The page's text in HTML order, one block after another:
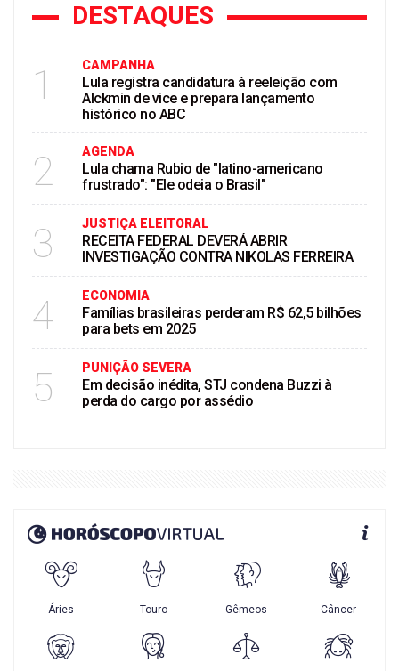
DESTAQUES
1 CAMPANHA
Lula registra candidatura à reeleição com
Alckmin de vice e prepara lançamento
histórico no ABC
2 AGENDA
Lula chama Rubio de "latino-americano
frustrado": "Ele odeia o Brasil"
3 JUSTIÇA ELEITORAL
RECEITA FEDERAL DEVERÁ ABRIR
INVESTIGAÇÃO CONTRA NIKOLAS FERREIRA
4 ECONOMIA
Famílias brasileiras perderam R$ 62,5 bilhões
para bets em 2025
5 PUNIÇÃO SEVERA
Em decisão inédita, STJ condena Buzzi à
perda do cargo por assédio